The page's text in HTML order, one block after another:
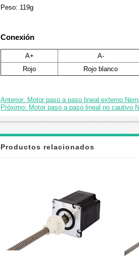
Peso: 119g
Conexión
A+ A-
Rojo
Rojo blanco
Anterior: Motor paso a paso lineal externo
Próximo: Motor paso a paso lineal no cautivo
Productos relacionados